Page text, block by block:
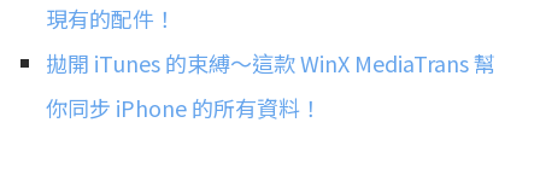
現有的配件！
拋開 iTunes 的束縛～這款 WinX MediaTrans 幫
你同步 iPhone 的所有資料！